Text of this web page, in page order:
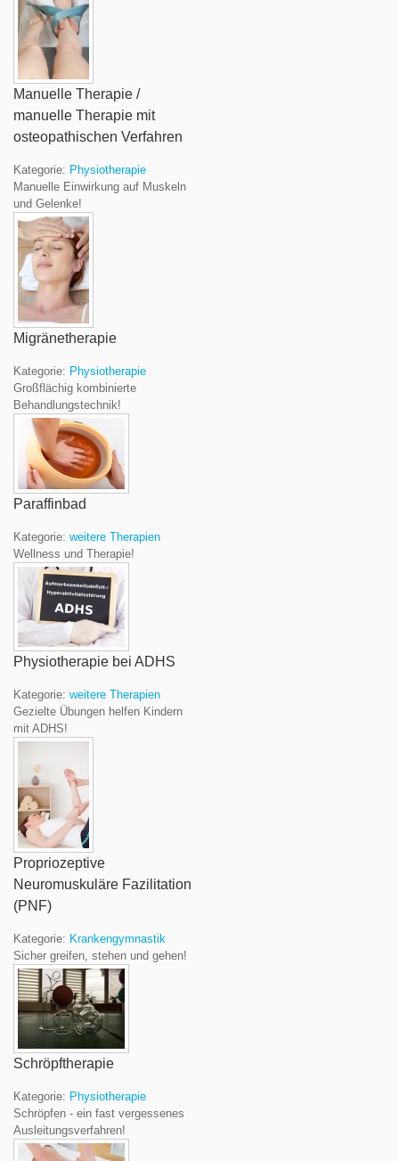
Manuelle Therapie /
manuelle Therapie mit
osteopathischen Verfahren
Kategorie: Physiotherapie
Manuelle Einwirkung auf Muskeln
und Gelenke!
Migränetherapie
Kategorie: Physiotherapie
Großflächig kombinierte
Behandlungstechnik!
Paraffinbad
Kategorie: weitere Therapien
Wellness und Therapie!
Physiotherapie bei ADHS
Kategorie: weitere Therapien
Gezielte Übungen helfen Kindern
mit ADHS!
Propriozeptive
Neuromuskuläre Fazilitation
(PNF)
Kategorie: Krankengymnastik
Sicher greifen, stehen und gehen!
Schröpftherapie
Kategorie: Physiotherapie
Schröpfen - ein fast vergessenes
Ausleitungsverfahren!